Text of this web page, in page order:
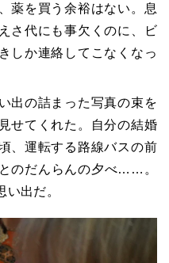
薬を買う余裕はない。息
さ代にも事欠くのに、ビ
しか連絡してこなくなっ
出の詰まった写真の束を
せてくれた。自分の結婚
、運転する路線バスの前
のだんらんの夕べ……。
出だ。